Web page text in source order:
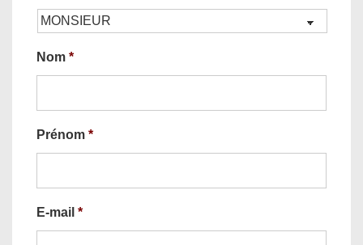
Nom *
Prénom *
E-mail *